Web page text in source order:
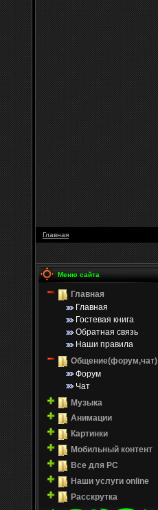
Главная
Меню сайта
Главная
Главная
Гостевая книга
Обратная связь
Наши правила
Общение(форум,чат)
Форум
Чат
Музыка
Анимации
Картинки
Мобильный контент
Все для PC
Наши услуги online
Расскрутка